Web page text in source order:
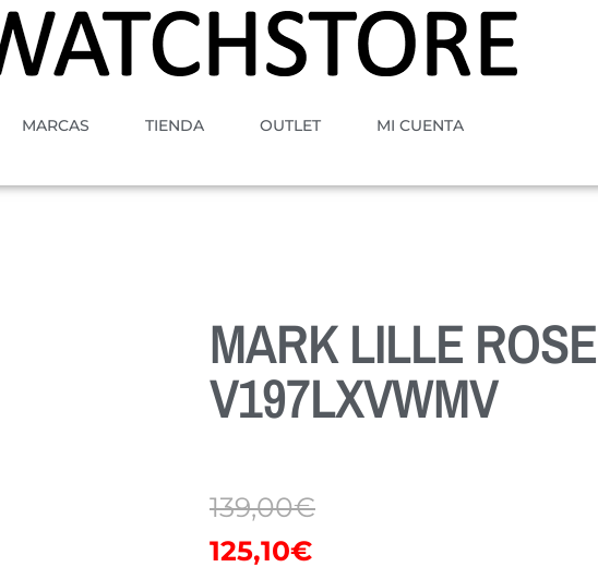
MARCAS TIENDA OUTLET MI CUENTA
MARK LILLE ROSE
V197LXVWMV
139,00€
125,10€